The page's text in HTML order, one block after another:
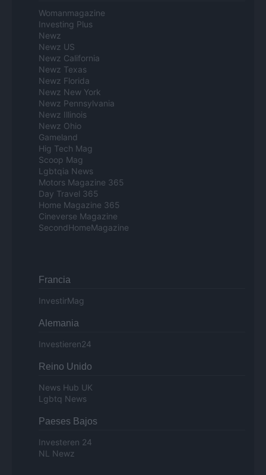
Womanmagazine
Investing Plus
Newz
Newz US
Newz California
Newz Texas
Newz Florida
Newz New York
Newz Pennsylvania
Newz Illinois
Newz Ohio
Gameland
Hig Tech Mag
Scoop Mag
Lgbtqia News
Motors Magazine 365
Day Travel 365
Home Magazine 365
Cineverse Magazine
SecondHomeMagazine
Francia
InvestirMag
Alemania
Investieren24
Reino Unido
News Hub UK
Lgbtq News
Paeses Bajos
Investeren 24
NL Newz